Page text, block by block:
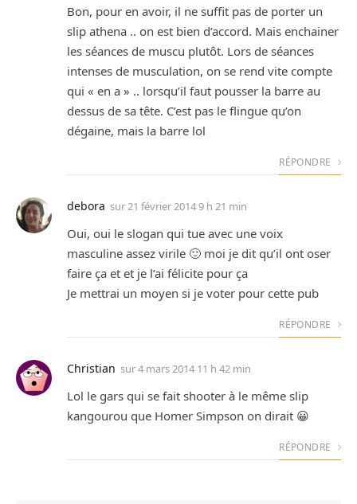
Bon, pour en avoir, il ne suffit pas de porter un
slip athena .. on est bien d’accord. Mais enchainer
les séances de muscu plutôt. Lors de séances
intenses de musculation, on se rend vite compte
qui « en a » .. lorsqu’il faut pousser la barre au
dessus de sa tête. C’est pas le flingue qu’on
dégaine, mais la barre lol
RÉPONDRE
debora sur 21 février 2014 9 h 21 min
Oui, oui le slogan qui tue avec une voix
masculine assez virile 🙂 moi je dit qu’il ont oser
faire ça et et je l’ai félicite pour ça
Je mettrai un moyen si je voter pour cette pub
RÉPONDRE
Christian sur4 mars 2014 11 h 42 min
Lol le gars qui se fait shooter à le même slip
kangourou que Homer Simpson on dirait 😀
RÉPONDRE